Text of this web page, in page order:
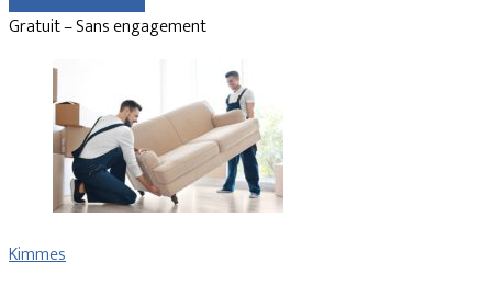
Gratuit – Sans engagement
Kimmes